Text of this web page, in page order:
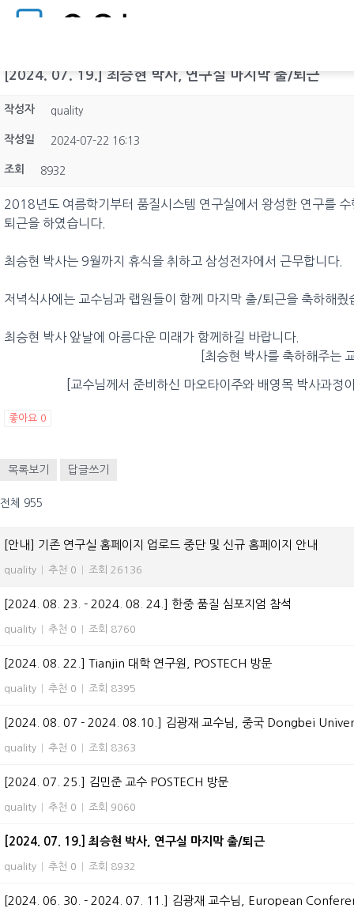
[2024. 07. 19.] 최승현 박사, 연구실 마지막 출/퇴근
작성자 quality
작성일 2024-07-22 16:13
조회 8932
2018년도 여름학기부터 품질시스템 연구실에서 왕성한 연구를
퇴근을 하였습니다.
최승현 박사는 9월까지 휴식을 취하고 삼성전자에서 근무합니다.
저녁식사에는 교수님과 랩원들이 함께 마지막 출/퇴근을 축하해줬
최승현 박사 앞날에 아름다운 미래가 함께하길 바랍니다.
[최승현 박사를 축하해주는
[교수님께서 준비하신 마오타이주와 배영목 박사과정
좋아요 0
목록보기 답글쓰기
전체 955
[안내] 기존 연구실 홈페이지 업로드 중단 및 신규 홈페이지 안내
quality 추천 0 조회 26136
[2024. 08. 23. - 2024. 08. 24.] 한중 품질 심포지엄 참석
quality 추천 0 조회 8760
[2024. 08. 22.] Tianjin 대학 연구원, POSTECH 방문
quality 추천 0 조회 8395
[2024. 08. 07 - 2024. 08.10.] 김광재 교수님, 중국 Dongbei
quality 추천 0 조회 8363
[2024. 07. 25.] 김민준 교수 POSTECH 방문
quality 추천 0 조회 9060
[2024. 07. 19.] 최승현 박사, 연구실 마지막 출/퇴근
quality 추천 0 조회 8932
[2024. 06. 30. - 2024. 07. 11.] 김광재 교수님, European